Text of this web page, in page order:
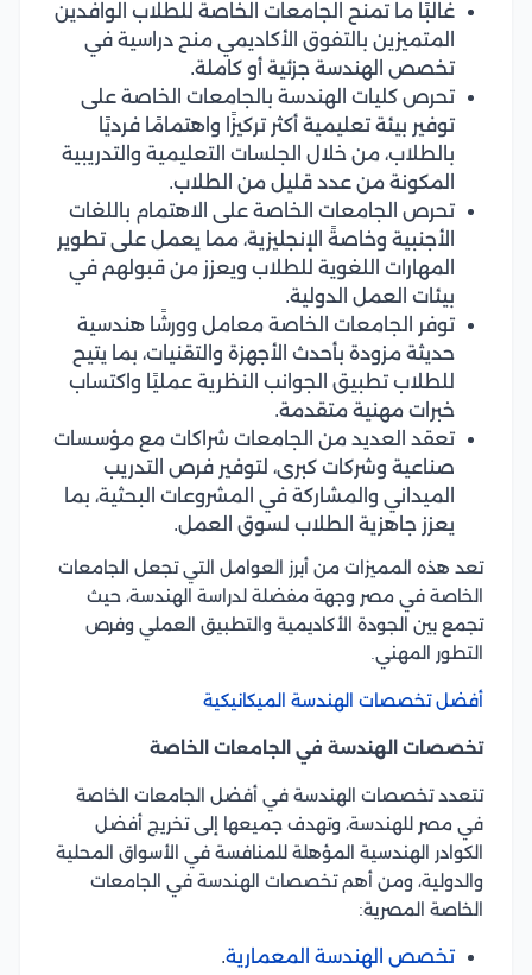
غالبًا ما تمنح الجامعات الخاصة للطلاب الوافدين
المتميزين بالتفوق الأكاديمي منح دراسية في
تخصص الهندسة جزئية أو كاملة.
تحرص كليات الهندسة بالجامعات الخاصة على
توفير بيئة تعليمية أكثر تركيزًا واهتمامًا فرديًا
بالطلاب، من خلال الجلسات التعليمية والتدريبية
المكونة من عدد قليل من الطلاب.
تحرص الجامعات الخاصة على الاهتمام باللغات
الأجنبية وخاصةً الإنجليزية، مما يعمل على تطوير
المهارات اللغوية للطلاب ويعزز من قبولهم في
بيئات العمل الدولية.
توفر الجامعات الخاصة معامل وورشًا هندسية
حديثة مزودة بأحدث الأجهزة والتقنيات، بما يتيح
للطلاب تطبيق الجوانب النظرية عمليًا واكتساب
خبرات مهنية متقدمة.
تعقد العديد من الجامعات شراكات مع مؤسسات
صناعية وشركات كبرى، لتوفير فرص التدريب
الميداني والمشاركة في المشروعات البحثية، بما
يعزز جاهزية الطلاب لسوق العمل.
تعد هذه المميزات من أبرز العوامل التي تجعل الجامعات
الخاصة في مصر وجهة مفضلة لدراسة الهندسة، حيث
تجمع بين الجودة الأكاديمية والتطبيق العملي وفرص
التطور المهني.
أفضل تخصصات الهندسة الميكانيكية
تخصصات الهندسة في الجامعات الخاصة
تتعدد تخصصات الهندسة في أفضل الجامعات الخاصة
في مصر للهندسة، وتهدف جميعها إلى تخريج أفضل
الكوادر الهندسية المؤهلة للمنافسة في الأسواق المحلية
والدولية، ومن أهم تخصصات الهندسة في الجامعات
الخاصة المصرية:
تخصص الهندسة المعمارية.